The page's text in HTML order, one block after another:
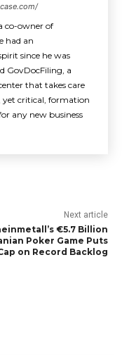
co-owner of
had an
since he was
GovDocFiling, a
that takes care
yet critical, formation
any new business
Next article
€5.7 Billion
Poker Game Puts
on Record Backlog